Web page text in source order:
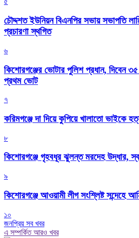
চৌদ্দশত ইউনিয়ন বিএনপির সভায় সভাপতি
প্রচারণা স্থগিত
৬
কিশোরগঞ্জের ভোটার পুলিশ প্রধান, দিবেন ৩৫
প্রথম ভোট
৭
করিমগঞ্জে দা দিয়ে কুপিয়ে খালাতো ভাইকে
৮
কিশোরগঞ্জে গৃহবধূর ঝুলন্ত মরদেহ উদ্ধার,
৯
কিশোরগঞ্জে আওয়ামী লীগ সংশ্লিষ্ট সন্দেহে
১০
জনপ্রিয় সব খবর
এ সম্পর্কিত আরও খবর